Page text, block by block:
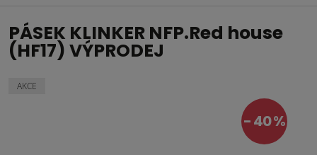
PÁSEK KLINKER NFP.Red house
(HF17) VÝPRODEJ
AKCE
40 %